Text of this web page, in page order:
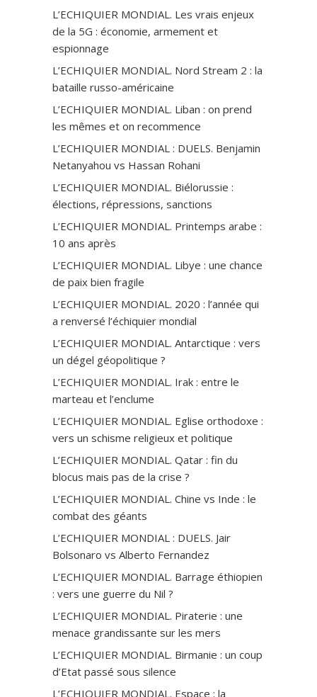
L’ECHIQUIER MONDIAL. Les vrais enjeux
de la 5G : économie, armement et
espionnage
L’ECHIQUIER MONDIAL. Nord Stream 2 : la
bataille russo-américaine
L’ECHIQUIER MONDIAL. Liban : on prend
les mêmes et on recommence
L’ECHIQUIER MONDIAL : DUELS. Benjamin
Netanyahou vs Hassan Rohani
L’ECHIQUIER MONDIAL. Biélorussie :
élections, répressions, sanctions
L’ECHIQUIER MONDIAL. Printemps arabe :
10 ans après
L’ECHIQUIER MONDIAL. Libye : une chance
de paix bien fragile
L’ECHIQUIER MONDIAL. 2020 : l’année qui
a renversé l’échiquier mondial
L’ECHIQUIER MONDIAL. Antarctique : vers
un dégel géopolitique ?
L’ECHIQUIER MONDIAL. Irak : entre le
marteau et l’enclume
L’ECHIQUIER MONDIAL. Eglise orthodoxe :
vers un schisme religieux et politique
L’ECHIQUIER MONDIAL. Qatar : fin du
blocus mais pas de la crise ?
L’ECHIQUIER MONDIAL. Chine vs Inde : le
combat des géants
L’ECHIQUIER MONDIAL : DUELS. Jair
Bolsonaro vs Alberto Fernandez
L’ECHIQUIER MONDIAL. Barrage éthiopien
: vers une guerre du Nil ?
L’ECHIQUIER MONDIAL. Piraterie : une
menace grandissante sur les mers
L’ECHIQUIER MONDIAL. Birmanie : un coup
d’Etat passé sous silence
L’ECHIQUIER MONDIAL. Espace : la